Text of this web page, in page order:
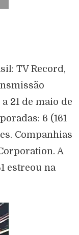
TV Record,
21 de maio de
6 (161
Companhias
A
estreou na